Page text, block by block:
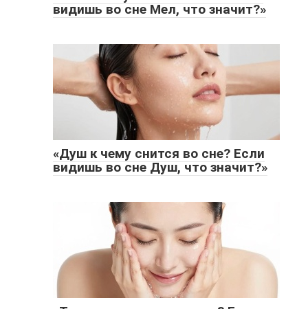
видишь во сне Мел, что значит?»
«Душ к чему снится во сне? Если
видишь во сне Душ, что значит?»